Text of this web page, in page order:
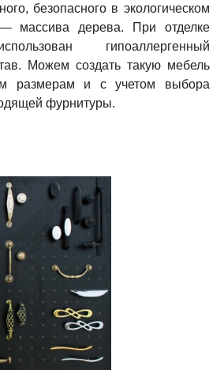
безопасного в экологическом
массива дерева. При отделке
гипоаллергенный
Можем создать такую мебель
размерам и с учетом выбора
фурнитуры.